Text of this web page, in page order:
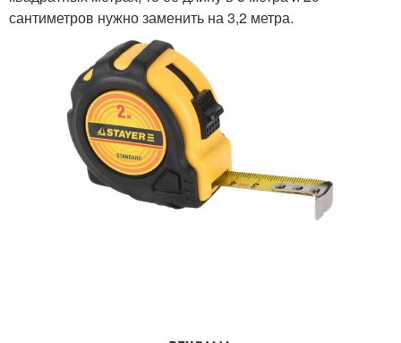
сантиметров нужно заменить на 3,2 метра.